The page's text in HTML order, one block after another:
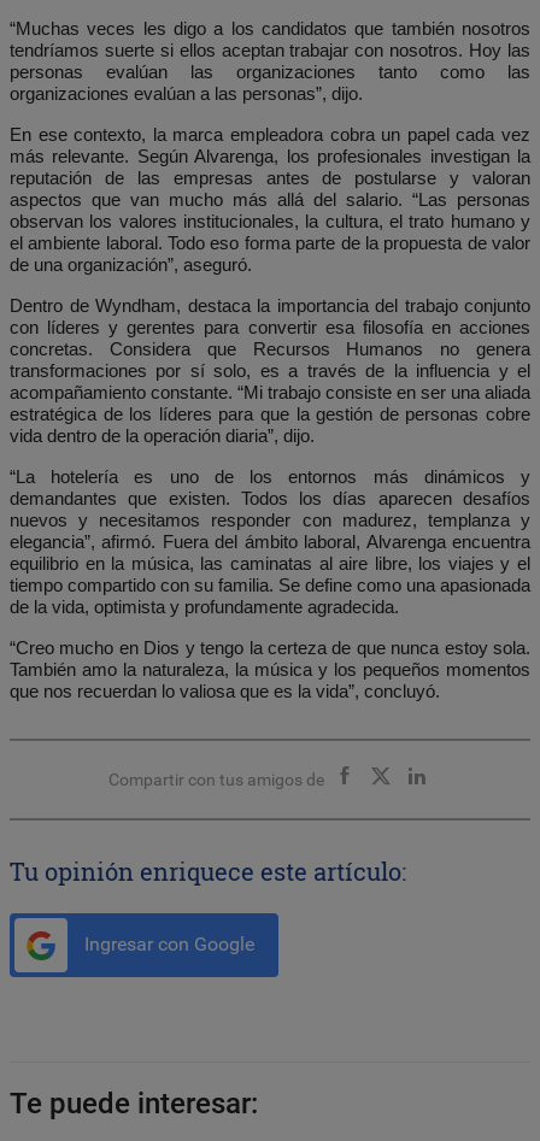
“Muchas veces les digo a los candidatos que también nosotros
tendríamos suerte si ellos aceptan trabajar con nosotros. Hoy las
personas evalúan las organizaciones tanto como las
organizaciones evalúan a las personas”, dijo.
En ese contexto, la marca empleadora cobra un papel cada vez
más relevante. Según Alvarenga, los profesionales investigan la
reputación de las empresas antes de postularse y valoran
aspectos que van mucho más allá del salario. “Las personas
observan los valores institucionales, la cultura, el trato humano y
el ambiente laboral. Todo eso forma parte de la propuesta de valor
de una organización”, aseguró.
Dentro de Wyndham, destaca la importancia del trabajo conjunto
con líderes y gerentes para convertir esa filosofía en acciones
concretas. Considera que Recursos Humanos no genera
transformaciones por sí solo, es a través de la influencia y el
acompañamiento constante. “Mi trabajo consiste en ser una aliada
estratégica de los líderes para que la gestión de personas cobre
vida dentro de la operación diaria”, dijo.
“La hotelería es uno de los entornos más dinámicos y
demandantes que existen. Todos los días aparecen desafíos
nuevos y necesitamos responder con madurez, templanza y
elegancia”, afirmó. Fuera del ámbito laboral, Alvarenga encuentra
equilibrio en la música, las caminatas al aire libre, los viajes y el
tiempo compartido con su familia. Se define como una apasionada
de la vida, optimista y profundamente agradecida.
“Creo mucho en Dios y tengo la certeza de que nunca estoy sola.
También amo la naturaleza, la música y los pequeños momentos
que nos recuerdan lo valiosa que es la vida”, concluyó.
Compartir con tus amigos de
Tu opinión enriquece este artículo:
Ingresar con Google
Te puede interesar: